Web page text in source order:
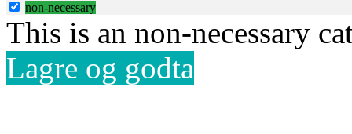
non-necessary
This is an non-necessary
Lagre og godta